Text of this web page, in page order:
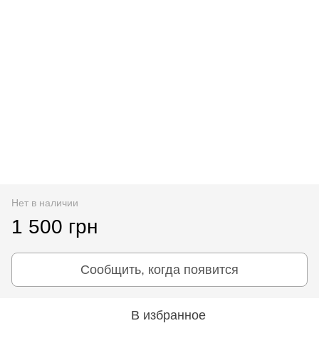
Нет в наличии
1 500 грн
Сообщить, когда появится
В избранное